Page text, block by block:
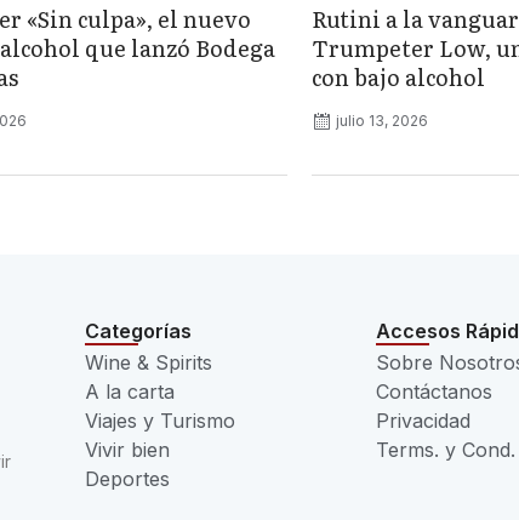
«Sin culpa», el nuevo
que lanzó Bodega
Rutini a la
Trumpeter Low,
con bajo alcohol
julio 13, 2026
Categorías
Wine & Spirits
A la carta
Viajes y Turismo
Vivir bien
Deportes
Accesos
Sobre
Contáctanos
Privacidad
Terms. y Cond.